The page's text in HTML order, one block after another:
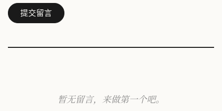
提交留言
暂无留言，来做第一个吧。